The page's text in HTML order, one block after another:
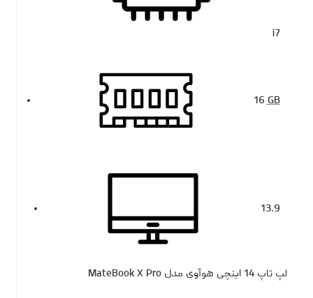
i7
16GB
13.9
لپ تاپ 14 اینچی هوآوی مدل MateBook X Pro